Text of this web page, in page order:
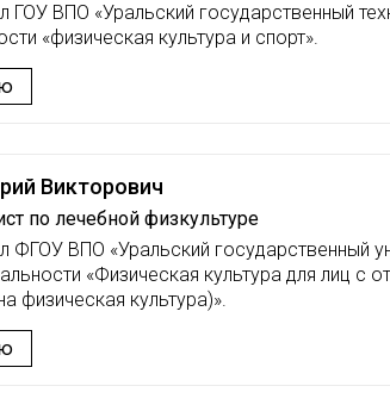
ГОУ ВПО «Уральский государственный
«физическая культура и спорт».
Викторович
по лечебной физкультуре
ФГОУ ВПО «Уральский государственный
«Физическая культура для лиц с
физическая культура)».